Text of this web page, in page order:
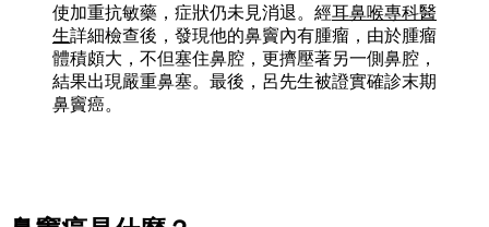
使加重抗敏藥，症狀仍未見消退。經耳鼻喉專科醫
生詳細檢查後，發現他的鼻竇內有腫瘤，由於腫瘤
體積頗大，不但塞住鼻腔，更擠壓著另一側鼻腔，
結果出現嚴重鼻塞。最後，呂先生被證實確診末期
鼻竇癌。